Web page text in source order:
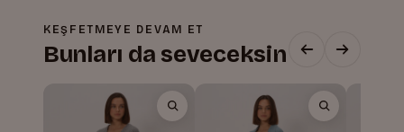
KEŞFETMEYE DEVAM ET
Bunları da seveceksin